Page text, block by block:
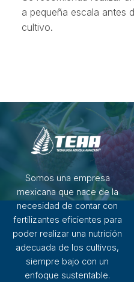
a pequeña escala antes
cultivo.
Somos una empresa
mexicana que nace de la
necesidad de contar con
fertilizantes eficientes para
poder realizar una nutrición
adecuada de los cultivos,
siempre bajo con un
enfoque sustentable.